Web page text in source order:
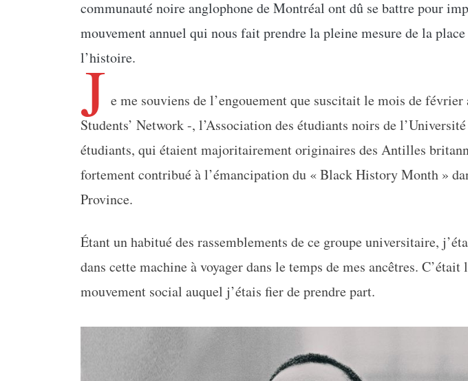
communauté noire anglophone de Montréal ont dû se battre pour
mouvement annuel qui nous fait prendre la pleine mesure de la
l’histoire.
J e me souviens de l’engouement que suscitait le mois de
Students’ Network -, l’Association des étudiants noirs de
étudiants, qui étaient majoritairement originaires des Antilles
fortement contribué à l’émancipation du « Black History Month »
Province.
Étant un habitué des rassemblements de ce groupe universitaire,
dans cette machine à voyager dans le temps de mes ancêtres. C’était
mouvement social auquel j’étais fier de prendre part.